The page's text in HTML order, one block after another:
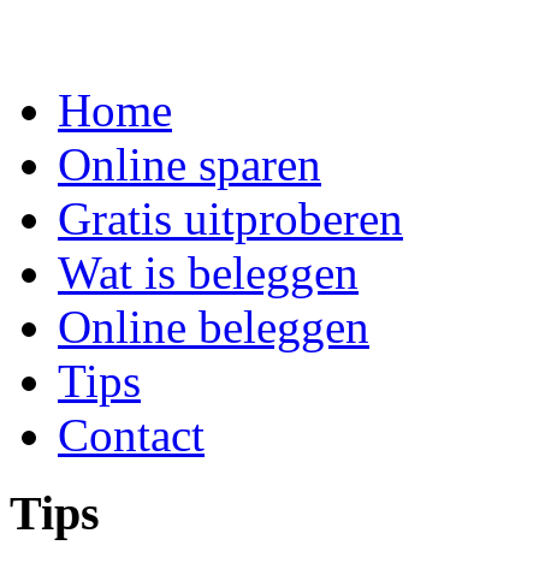
Home
Online sparen
Gratis uitproberen
Wat is beleggen
Online beleggen
Tips
Contact
Tips